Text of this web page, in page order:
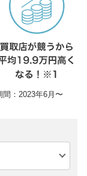
：2023年6月〜